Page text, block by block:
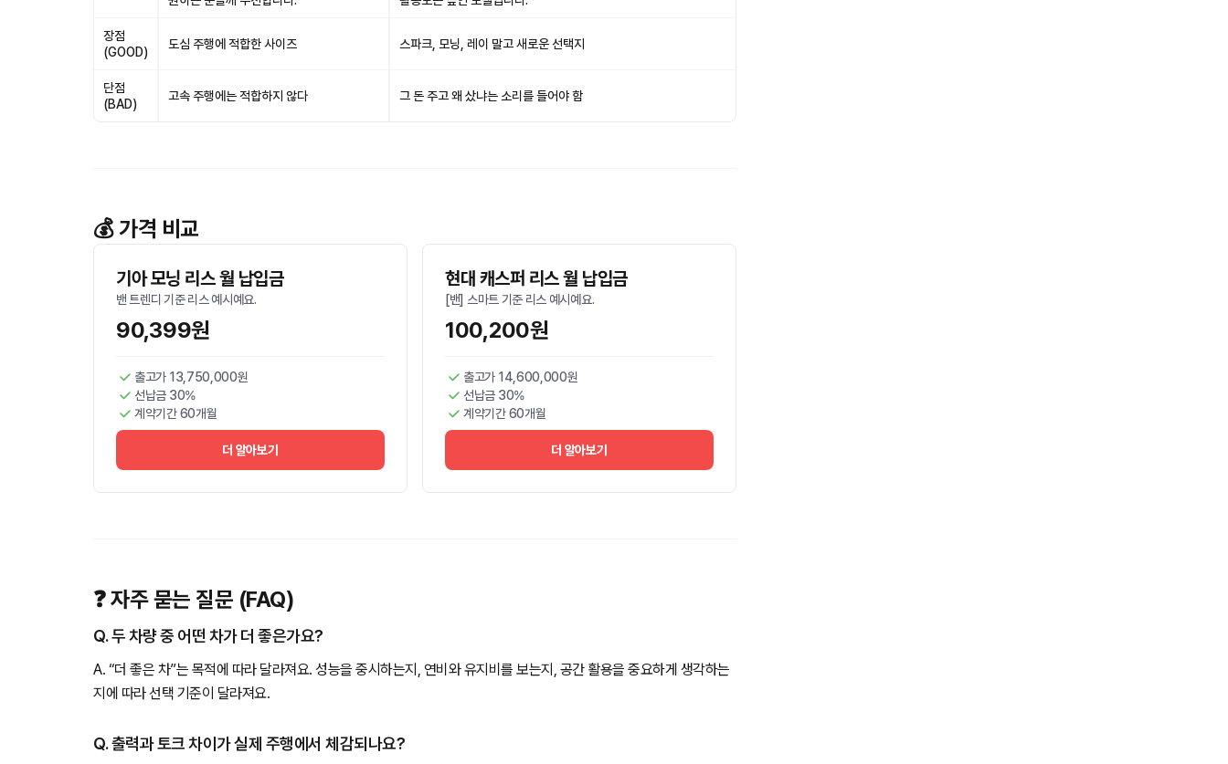
장점
(GOOD)
도심 주행에 적합한 사이즈 스파크, 모닝, 레이 말고 새로운 선택지
단점
(BAD)
고속 주행에는 적합하지 않다 그 돈 주고 왜 샀냐는 소리를 들어야 함
💰 가격 비교
기아 모닝 리스 월 납입금
밴 트렌디 기준 리스 예시예요.
90,399원
출고가 13,750,000원
선납금 30%
계약기간 60개월
더 알아보기
현대 캐스퍼 리스 월 납입금
[밴] 스마트 기준 리스 예시예요.
100,200원
출고가 14,600,000원
선납금 30%
계약기간 60개월
더 알아보기
❓ 자주 묻는 질문 (FAQ)
Q. 두 차량 중 어떤 차가 더 좋은가요?
A. “더 좋은 차”는 목적에 따라 달라져요. 성능을 중시하는지, 연비와 유지비를 보는지, 공간 활용을 중요하게 생각하는
지에 따라 선택 기준이 달라져요.
Q. 출력과 토크 차이가 실제 주행에서 체감되나요?